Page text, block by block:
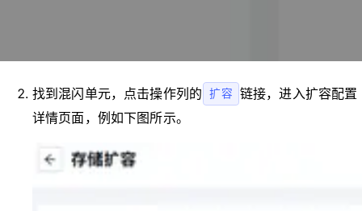
找到混闪单元，点击操作列的 扩容
链接，进入扩容配置
详情页面，例如下图所示。